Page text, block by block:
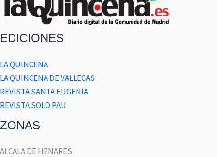
EDICIONES
LA QUINCENA
LA QUINCENA DE VALLECAS
REVISTA SANTA EUGENIA
REVISTA SOLO PAU
ZONAS
ALCALA DE HENARES